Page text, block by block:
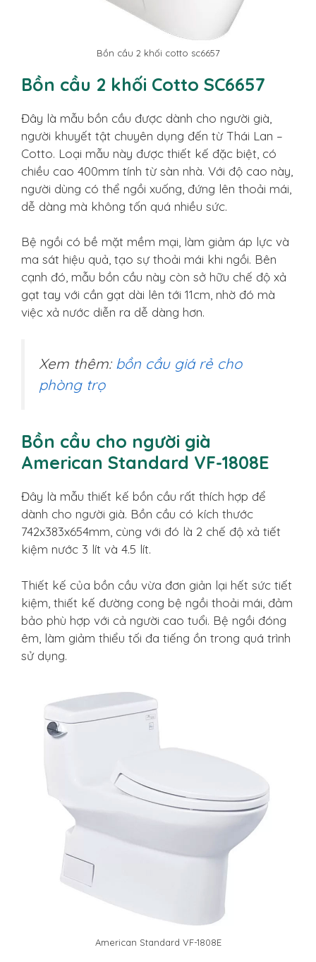
Bồn cầu 2 khối cotto sc6657
Bồn cầu 2 khối Cotto SC6657
Đây là mẫu bồn cầu được dành cho người già,
người khuyết tật chuyên dụng đến từ Thái Lan –
Cotto. Loại mẫu này được thiết kế đặc biệt, có
chiều cao 400mm tính từ sàn nhà. Với độ cao này,
người dùng có thể ngồi xuống, đứng lên thoải mái,
dễ dàng mà không tốn quá nhiều sức.
Bệ ngồi có bề mặt mềm mại, làm giảm áp lực và
ma sát hiệu quả, tạo sự thoải mái khi ngồi. Bên
cạnh đó, mẫu bồn cầu này còn sở hữu chế độ xả
gạt tay với cần gạt dài lên tới 11cm, nhờ đó mà
việc xả nước diễn ra dễ dàng hơn.
Xem thêm: bồn cầu giá rẻ cho
phòng trọ
Bồn cầu cho người già
American Standard VF-1808E
Đây là mẫu thiết kế bồn cầu rất thích hợp để
dành cho người già. Bồn cầu có kích thước
742x383x654mm, cùng với đó là 2 chế độ xả tiết
kiệm nước 3 lít và 4.5 lít.
Thiết kế của bồn cầu vừa đơn giản lại hết sức tiết
kiệm, thiết kế đường cong bệ ngồi thoải mái, đảm
bảo phù hợp với cả người cao tuổi. Bệ ngồi đóng
êm, làm giảm thiểu tối đa tiếng ồn trong quá trình
sử dụng.
American Standard VF-1808E